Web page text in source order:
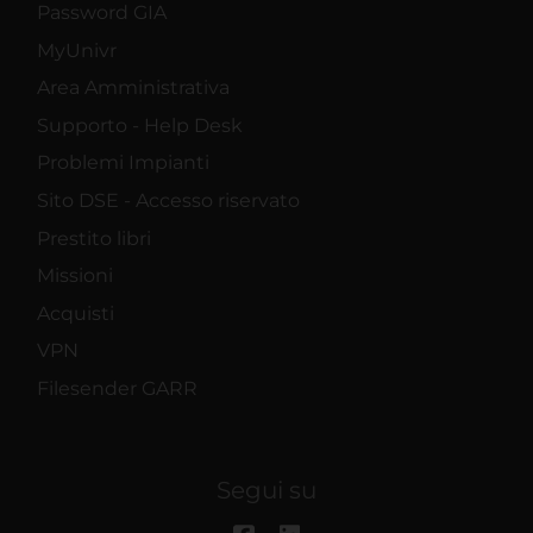
Password GIA
MyUnivr
Area Amministrativa
Supporto - Help Desk
Problemi Impianti
Sito DSE - Accesso riservato
Prestito libri
Missioni
Acquisti
VPN
Filesender GARR
Segui su